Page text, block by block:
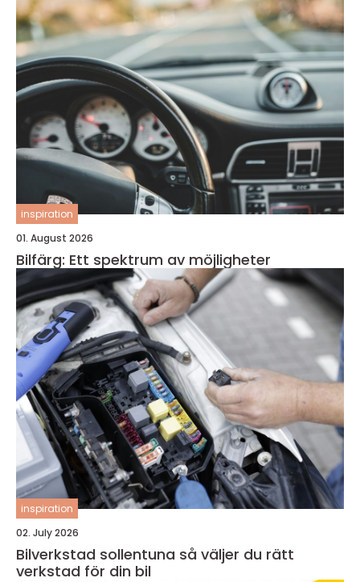
inspiration
01. August 2026
Bilfärg: Ett spektrum av möjligheter
inspiration
02. July 2026
Bilverkstad sollentuna så väljer du rätt
verkstad för din bil